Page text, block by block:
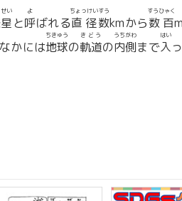
い
と呼
よ
ばれる直径
ちょっけい
数
すう
kmから数百
すうひゃく
かには地球
ちきゅう
の軌道
きどう
の内側
うちがわ
まで入
はい